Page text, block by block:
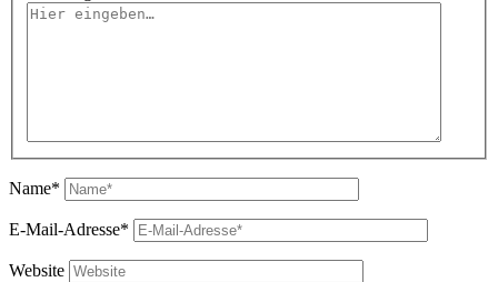
Name*
E-Mail-Adresse*
Website